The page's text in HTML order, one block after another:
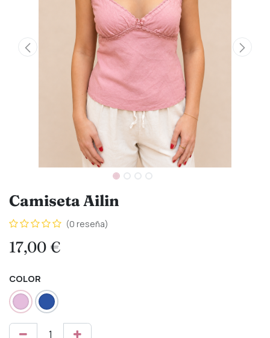
Camiseta Ailin
(0 reseña)
17,00€
COLOR